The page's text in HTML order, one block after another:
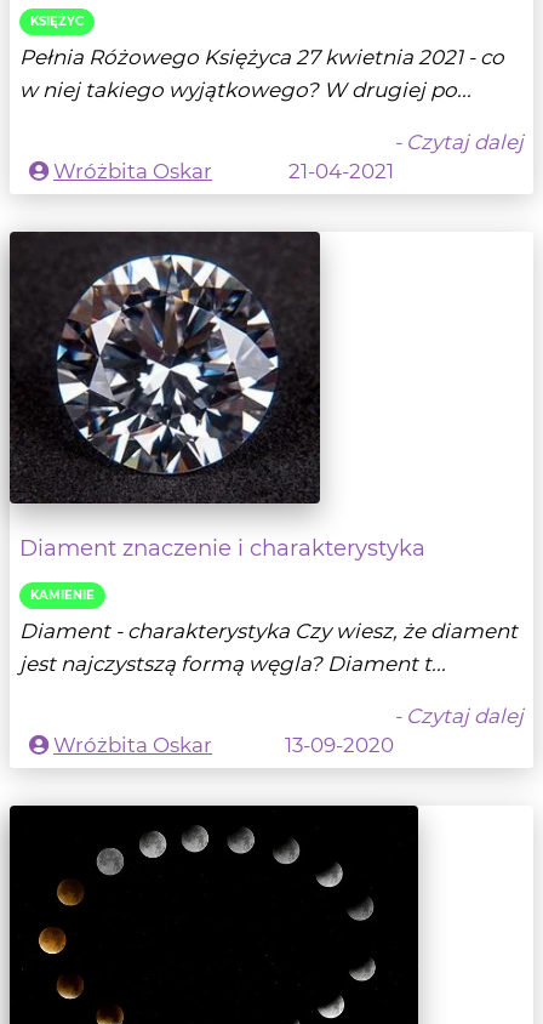
KSIĘŻYC
Pełnia Różowego Księżyca 27 kwietnia 2021 - co
w niej takiego wyjątkowego? W drugiej po...
- Czytaj dalej
Wróżbita Oskar
21-04-2021
Diament znaczenie i charakterystyka
KAMIENIE
Diament - charakterystyka Czy wiesz, że diament
jest najczystszą formą węgla? Diament t...
- Czytaj dalej
Wróżbita Oskar
13-09-2020